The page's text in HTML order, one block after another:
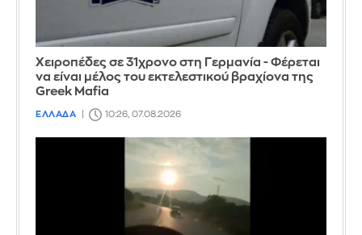
Χειροπέδες σε 31χρονο στη Γερμανία - Φέρεται
να είναι μέλος του εκτελεστικού βραχίονα της
Greek Mafia
ΕΛΛΑΔΑ 10:26, 07.08.2026